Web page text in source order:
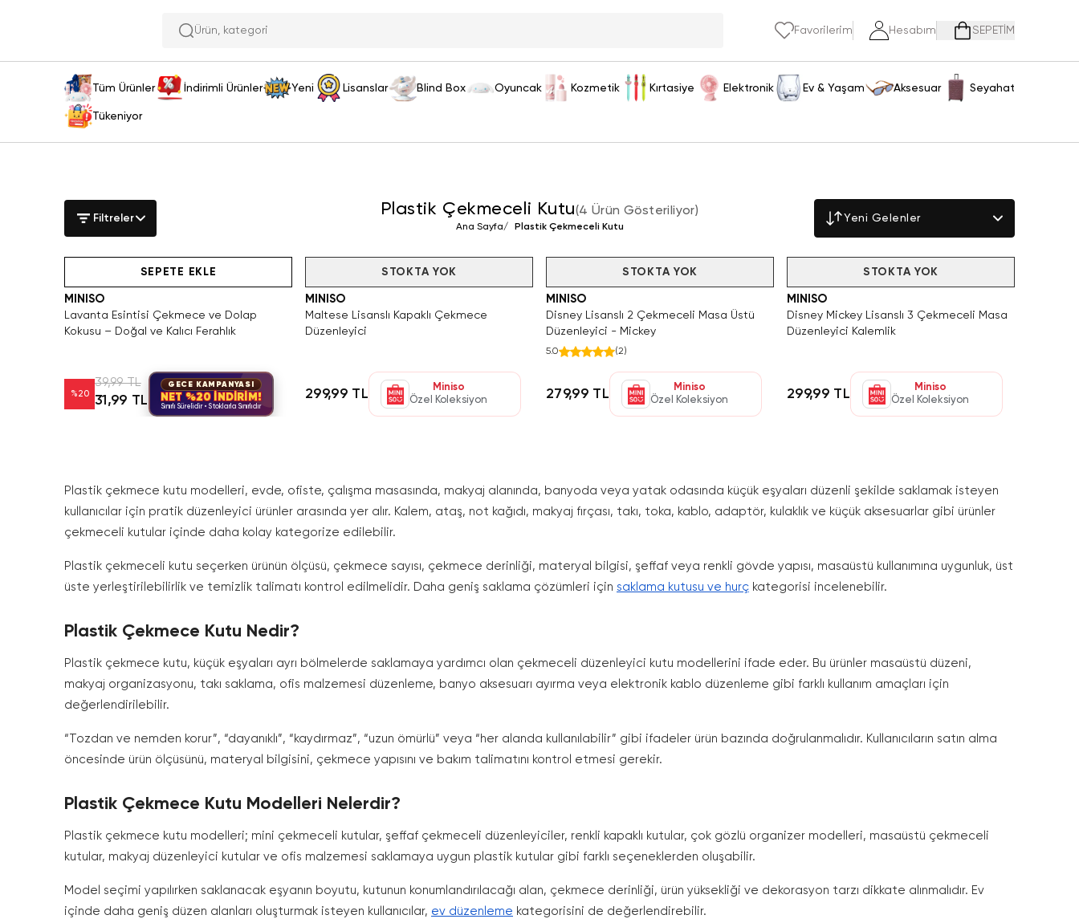
Ür Favorilerim Hesabım SEPETİM
Tüm Ürünler İndirimli Ürünler Yeni Lisanslar Blind Box Oyuncak Kozmetik Kırtasiye Elektronik Ev & Yaşam Aksesuar Seyahat
Tükeniyor
Filtreler Plastik Çekmeceli Kutu(4 Ürün Gösteriliyor)
Ana Sayfa/ Plastik Çekmeceli Kutu
Yeni Gelenler
SEPETE EKLE
MINISO
Lavanta Esintisi Çekmece ve Dolap
Kokusu – Doğal ve Kalıcı Ferahlık
%20
39,99 TL
31,99 TL
GECE KAMPANYASI
NET %20 İNDİRİM!
Sınırlı Sürelidir • Stoklarla Sınırlıdır
STOKTA YOK
MINISO
Maltese Lisanslı Kapaklı Çekmece
Düzenleyici
299,99 TL
Miniso
Özel Koleksiyon
STOKTA YOK
MINISO
Disney Lisanslı 2 Çekmeceli Masa Üstü
Düzenleyici - Mickey
5.0 (2)
279,99 TL
Miniso
Özel Koleksiyon
STOKTA YOK
MINISO
Disney Mickey Lisanslı 3 Çekmeceli Masa
Düzenleyici Kalemlik
299,99 TL
Miniso
Özel Koleksiyon
Plastik çekmece kutu modelleri, evde, ofiste, çalışma masasında, makyaj alanında, banyoda veya yatak odasında küçük eşyaları düzenli şekilde saklamak isteyen
kullanıcılar için pratik düzenleyici ürünler arasında yer alır. Kalem, ataş, not kağıdı, makyaj fırçası, takı, toka, kablo, adaptör, kulaklık ve küçük aksesuarlar gibi ürünler
çekmeceli kutular içinde daha kolay kategorize edilebilir.
Plastik çekmeceli kutu seçerken ürünün ölçüsü, çekmece sayısı, çekmece derinliği, materyal bilgisi, şeffaf veya renkli gövde yapısı, masaüstü kullanımına uygunluk, üst
üste yerleştirilebilirlik ve temizlik talimatı kontrol edilmelidir. Daha geniş saklama çözümleri için saklama kutusu ve hurç kategorisi incelenebilir.
Plastik Çekmece Kutu Nedir?
Plastik çekmece kutu, küçük eşyaları ayrı bölmelerde saklamaya yardımcı olan çekmeceli düzenleyici kutu modellerini ifade eder. Bu ürünler masaüstü düzeni,
makyaj organizasyonu, takı saklama, ofis malzemesi düzenleme, banyo aksesuarı ayırma veya elektronik kablo düzenleme gibi farklı kullanım amaçları için
değerlendirilebilir.
“Tozdan ve nemden korur”, “dayanıklı”, “kaydırmaz”, “uzun ömürlü” veya “her alanda kullanılabilir” gibi ifadeler ürün bazında doğrulanmalıdır. Kullanıcıların satın alma
öncesinde ürün ölçüsünü, materyal bilgisini, çekmece yapısını ve bakım talimatını kontrol etmesi gerekir.
Plastik Çekmece Kutu Modelleri Nelerdir?
Plastik çekmece kutu modelleri; mini çekmeceli kutular, şeffaf çekmeceli düzenleyiciler, renkli kapaklı kutular, çok gözlü organizer modelleri, masaüstü çekmeceli
kutular, makyaj düzenleyici kutular ve ofis malzemesi saklamaya uygun plastik kutular gibi farklı seçeneklerden oluşabilir.
Model seçimi yapılırken saklanacak eşyanın boyutu, kutunun konumlandırılacağı alan, çekmece derinliği, ürün yüksekliği ve dekorasyon tarzı dikkate alınmalıdır. Ev
içinde daha geniş düzen alanları oluşturmak isteyen kullanıcılar, ev düzenleme kategorisini de değerlendirebilir.